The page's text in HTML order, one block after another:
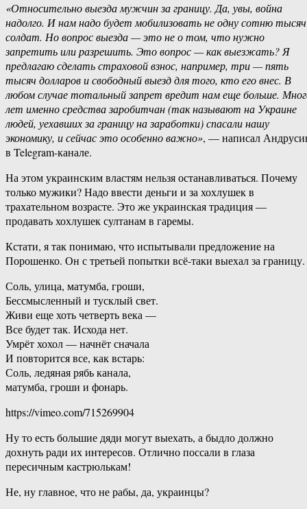
«Относительно выезда мужчин за границу. Да, увы, война
надолго. И нам надо будет мобилизовать не одну сотню тысяч
солдат. Но вопрос выезда — это не о том, что нужно
запретить или разрешить. Это вопрос — как выезжать? Я
предлагаю сделать страховой взнос, например, три — пять
тысяч долларов и свободный выезд для того, кто его внес. В
любом случае тотальный запрет вредит нам еще больше.
лет именно средства заробитчан (так называют на Украине
людей, уехавших за границу на заработки) спасали нашу
экономику, и сейчас это особенно важно», — написал
в Telegram-канале.
На этом украинским властям нельзя останавливаться. Почему
только мужики? Надо ввести деньги и за хохлушек в
трахательном возрасте. Это же украинская традиция —
продавать хохлушек султанам в гаремы.
Кстати, я так понимаю, что испытывали предложение на
Порошенко. Он с третьей попытки всё-таки выехал за границу.
Соль, улица, матумба, гроши,
Бессмысленный и тусклый свет.
Живи еще хоть четверть века —
Все будет так. Исхода нет.
Умрёт хохол — начнёт сначала
И повторится все, как встарь:
Соль, ледяная рябь канала,
матумба, гроши и фонарь.
https://vimeo.com/715269904
Ну то есть большие дяди могут выехать, а быдло должно
дохнуть ради их интересов. Отлично поссали в глаза
пересичным кастрюлькам!
Не, ну главное, что не рабы, да, украинцы?